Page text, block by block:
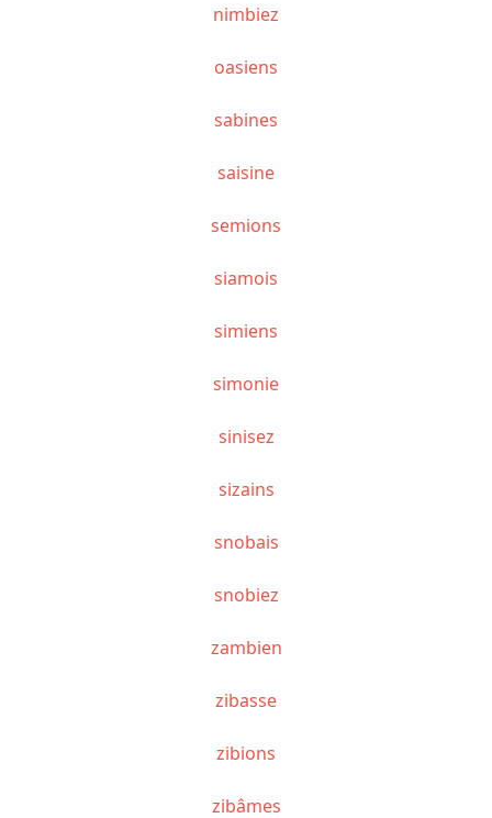
nimbiez
oasiens
sabines
saisine
semions
siamois
simiens
simonie
sinisez
sizains
snobais
snobiez
zambien
zibasse
zibions
zibâmes